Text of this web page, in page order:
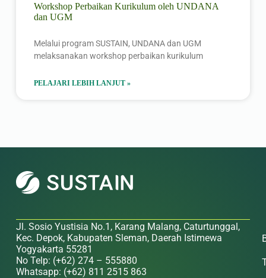
Workshop Perbaikan Kurikulum oleh UNDANA
dan UGM
Melalui program SUSTAIN, UNDANA dan UGM
melaksanakan workshop perbaikan kurikulum
PELAJARI LEBIH LANJUT »
Jl. Sosio Yustisia No.1, Karang Malang, Caturtunggal,
Kec. Depok, Kabupaten Sleman, Daerah Istimewa
Yogyakarta 55281
No Telp: (+62) 274 – 555880
Whatsapp: (+62) 811 2515 863